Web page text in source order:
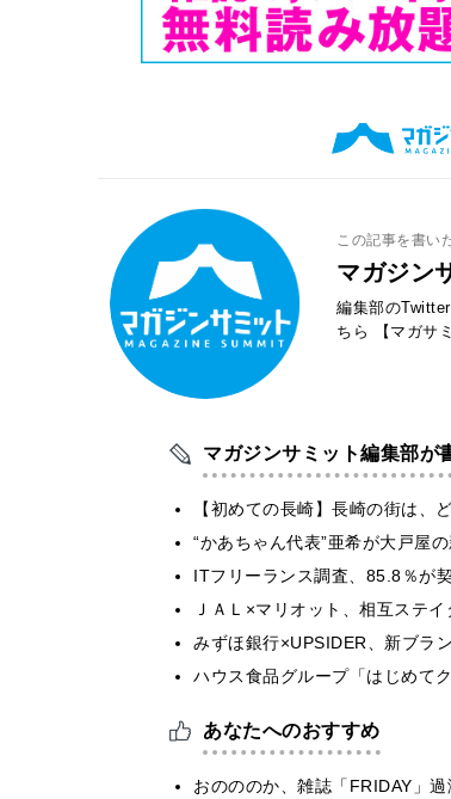
この記事を書い
マガジン
編集部の
ちら
【マガサ
マガジンサミット編集部が
【初めての長崎】長崎の街は、
“かあちゃん代表”亜希が大戸屋
ITフリーランス調査、85.8％が
ＪＡＬ×マリオット、相互ステ
みずほ銀行×UPSIDER、新ブラ
ハウス食品グループ「はじめて
あなたへのおすすめ
おのののか、雑誌「FRIDAY」